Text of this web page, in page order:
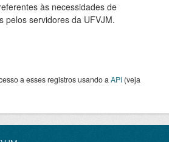
às necessidades de
pelos servidores da UFVJM.
a esses registros usando a API (veja